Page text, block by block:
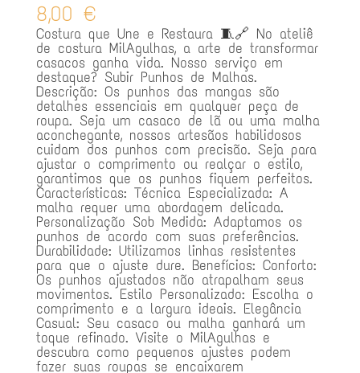
8,00 €
Costura que Une e Restaura 🧵🔗 No ateliê
de costura MilAgulhas, a arte de transformar
casacos ganha vida. Nosso serviço em
destaque? Subir Punhos de Malhas.
Descrição: Os punhos das mangas são
detalhes essenciais em qualquer peça de
roupa. Seja um casaco de lã ou uma malha
aconchegante, nossos artesãos habilidosos
cuidam dos punhos com precisão. Seja para
ajustar o comprimento ou realçar o estilo,
garantimos que os punhos fiquem perfeitos.
Características: Técnica Especializada: A
malha requer uma abordagem delicada.
Personalização Sob Medida: Adaptamos os
punhos de acordo com suas preferências.
Durabilidade: Utilizamos linhas resistentes
para que o ajuste dure. Benefícios: Conforto:
Os punhos ajustados não atrapalham seus
movimentos. Estilo Personalizado: Escolha o
comprimento e a largura ideais. Elegância
Casual: Seu casaco ou malha ganhará um
toque refinado. Visite o MilAgulhas e
descubra como pequenos ajustes podem
fazer suas roupas se encaixarem